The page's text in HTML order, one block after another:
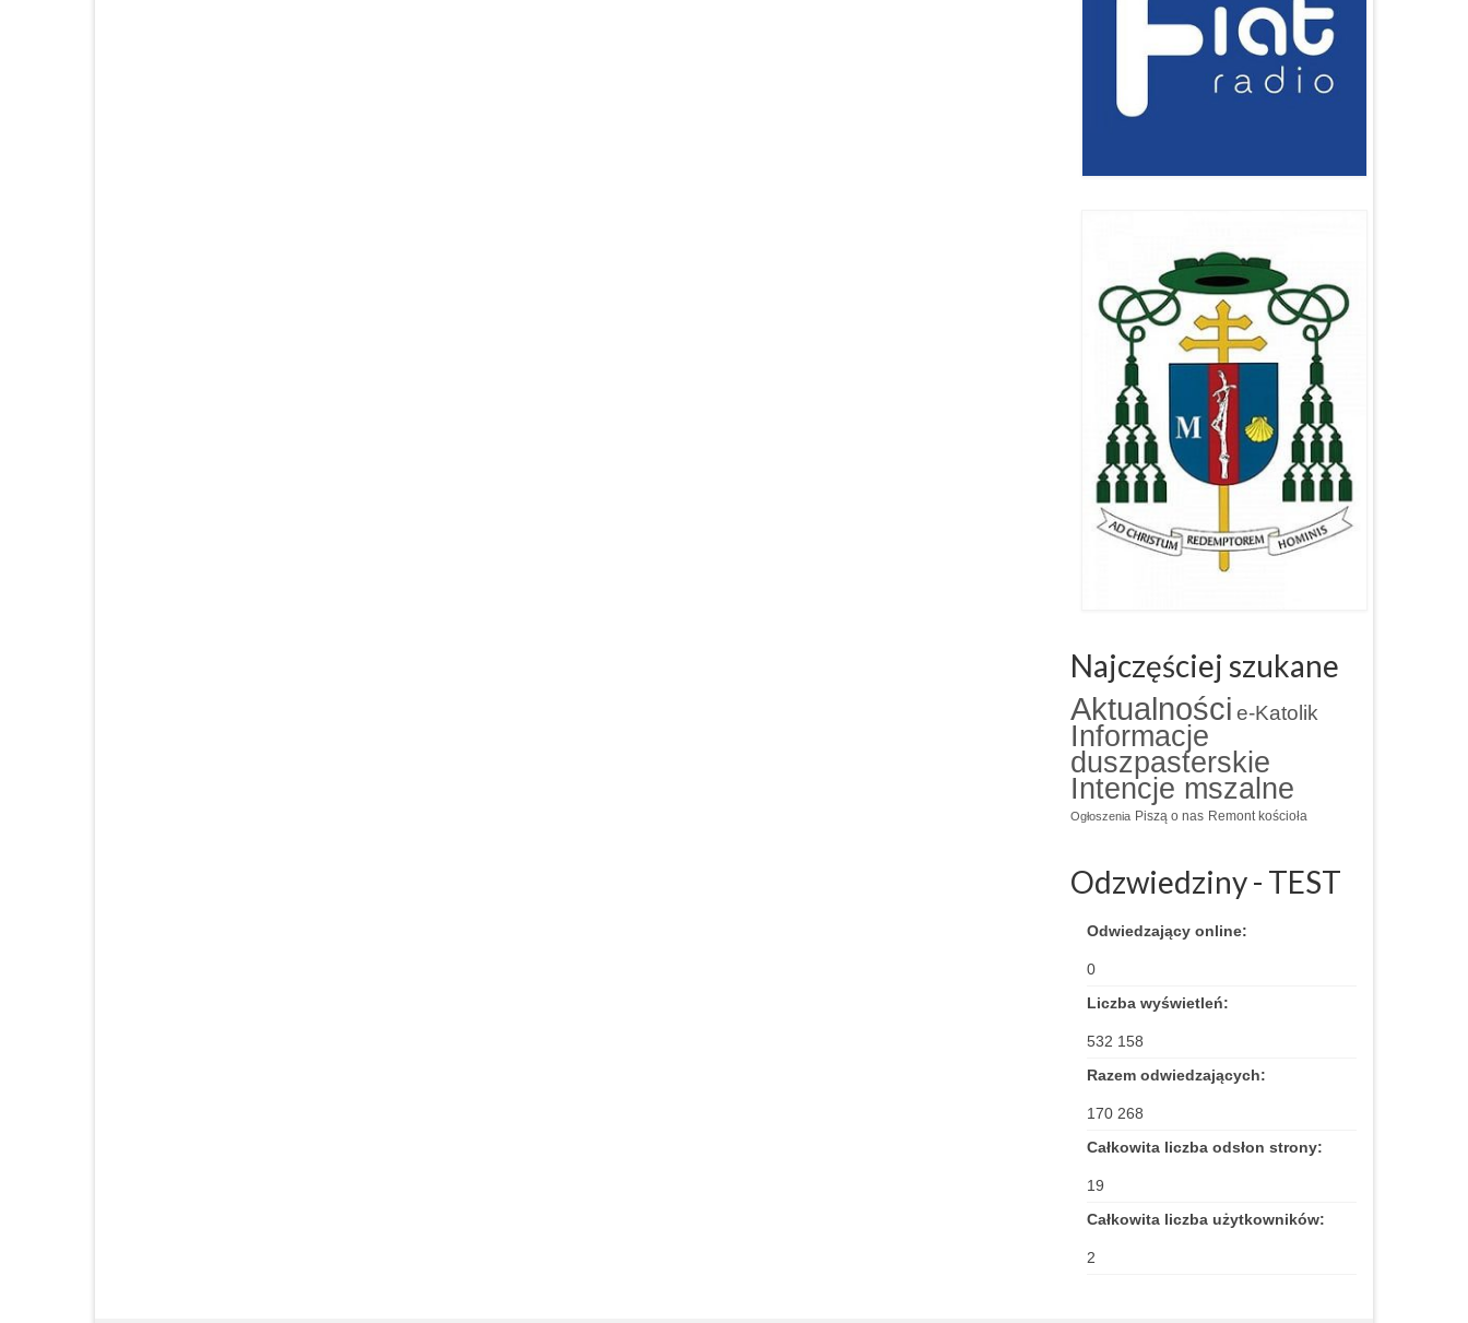
Najczęściej szukane
Aktualności e-Katolik
Informacje
duszpasterskie
Intencje mszalne
Ogłoszenia Piszą o nas Remont kościoła
Odzwiedziny - TEST
Odwiedzający online:
0
Liczba wyświetleń:
532 158
Razem odwiedzających:
170 268
Całkowita liczba odsłon strony:
19
Całkowita liczba użytkowników:
2